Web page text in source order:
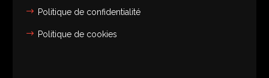
Politique de confidentialité
Politique de cookies